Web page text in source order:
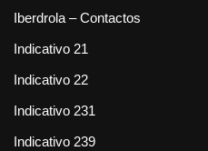
Iberdrola – Contactos
Indicativo 21
Indicativo 22
Indicativo 231
Indicativo 239